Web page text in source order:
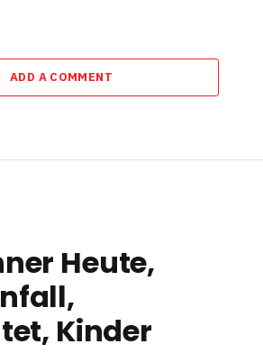
ADD A COMMENT
Heute,
Kinder